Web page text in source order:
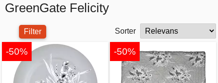
GreenGate Felicity
Filter Sorter
-50% -50%